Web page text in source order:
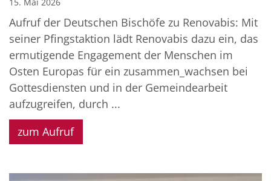
Aufruf der Deutschen Bischöfe zu Renovabis: Mit
seiner Pfingstaktion lädt Renovabis dazu ein, das
ermutigende Engagement der Menschen im
Osten Europas für ein zusammen_wachsen bei
Gottesdiensten und in der Gemeindearbeit
aufzugreifen, durch ...
zum Aufruf